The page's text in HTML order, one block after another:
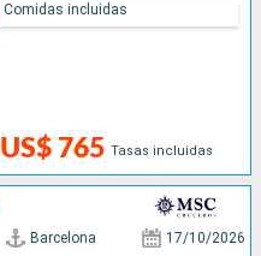
US$ 765 Tasas incluidas
Comidas incluidas
Barcelona 17/10/2026